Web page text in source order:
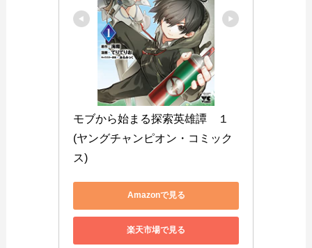
モブから始まる探索英雄譚　１
(ヤングチャンピオン・コミック
ス)
Amazonで見る
楽天市場で見る